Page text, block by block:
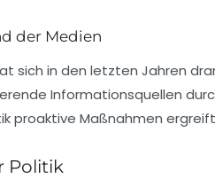
der Medien
sich in den letzten Jahren
Informationsquellen
proaktive Maßnahmen
Politik